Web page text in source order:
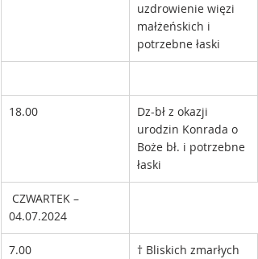
uzdrowienie więzi
małżeńskich i
potrzebne łaski
18.00
Dz-bł z okazji
urodzin Konrada o
Boże bł. i potrzebne
łaski
CZWARTEK –
04.07.2024
7.00
† Bliskich zmarłych